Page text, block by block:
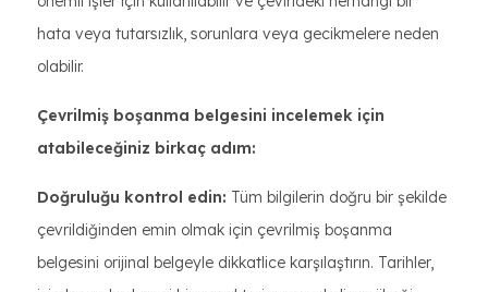
hata veya tutarsızlık, sorunlara veya gecikmelere neden
olabilir.
Çevrilmiş boşanma belgesini incelemek için
atabileceğiniz birkaç adım:
Doğruluğu kontrol edin: Tüm bilgilerin doğru bir şekilde
çevrildiğinden emin olmak için çevrilmiş boşanma
belgesini orijinal belgeyle dikkatlice karşılaştırın. Tarihler,